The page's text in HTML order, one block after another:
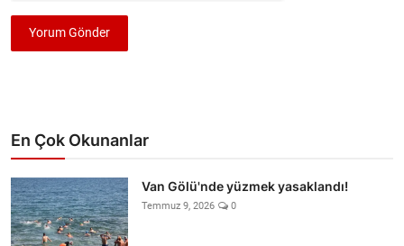
Yorum Gönder
En Çok Okunanlar
Van Gölü'nde yüzmek yasaklandı!
Temmuz 9, 2026 0